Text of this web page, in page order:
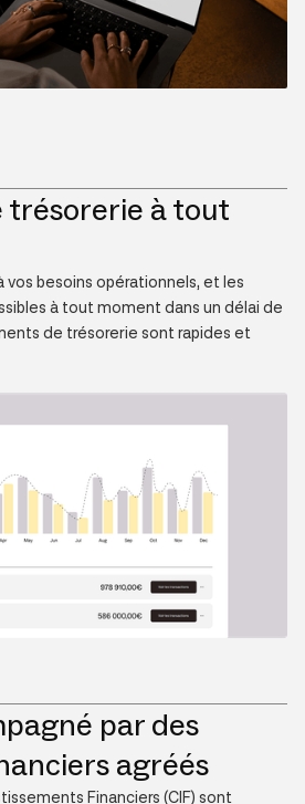
trésorerie à tout
besoins opérationnels, et les
à tout moment dans un délai de
de trésorerie sont rapides et
par des
agréés
Financiers (CIF) sont